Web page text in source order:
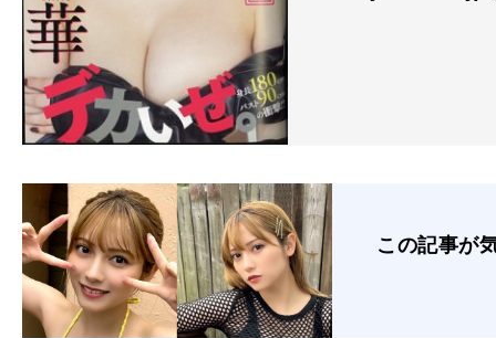
この記事が